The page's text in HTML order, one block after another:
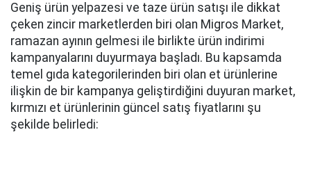
Geniş ürün yelpazesi ve taze ürün satışı ile dikkat
çeken zincir marketlerden biri olan Migros Market,
ramazan ayının gelmesi ile birlikte ürün indirimi
kampanyalarını duyurmaya başladı. Bu kapsamda
temel gıda kategorilerinden biri olan et ürünlerine
ilişkin de bir kampanya geliştirdiğini duyuran market,
kırmızı et ürünlerinin güncel satış fiyatlarını şu
şekilde belirledi: